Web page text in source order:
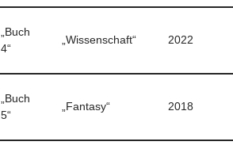
„Buch
4“
„Wissenschaft“ 2022
„Buch
5“
„Fantasy“ 2018